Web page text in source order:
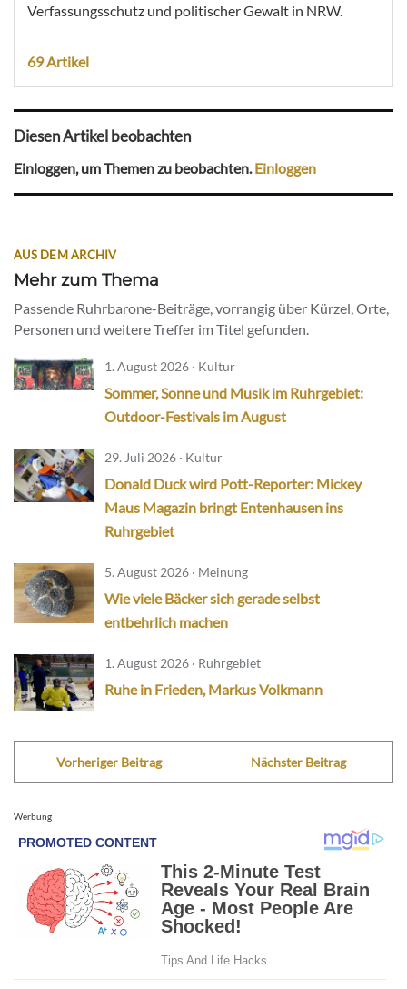
Verfassungsschutz und politischer Gewalt in NRW.
69 Artikel
Diesen Artikel beobachten
Einloggen, um Themen zu beobachten.Einloggen
AUS DEM ARCHIV
Mehr zum Thema
Passende Ruhrbarone-Beiträge, vorrangig über Kürzel, Orte,
Personen und weitere Treffer im Titel gefunden.
1. August 2026 · Kultur
Sommer, Sonne und Musik im Ruhrgebiet:
Outdoor-Festivals im August
29. Juli 2026 · Kultur
Donald Duck wird Pott-Reporter: Mickey
Maus Magazin bringt Entenhausen ins
Ruhrgebiet
5. August 2026 · Meinung
Wie viele Bäcker sich gerade selbst
entbehrlich machen
1. August 2026 · Ruhrgebiet
Ruhe in Frieden, Markus Volkmann
Vorheriger Beitrag Nächster Beitrag
Werbung